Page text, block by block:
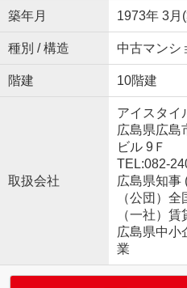
築年月 1973年 3月
種別 / 構造 中古マンシ
階建 10階建
取扱会社
アイスタイ
広島県広島
ビル 9Ｆ
TEL:082-
広島県知事
（公団）
（一社）
広島県中小
業